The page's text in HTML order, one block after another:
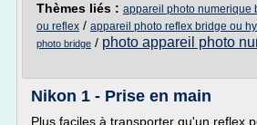
Thèmes liés : appareil photo numerique
ou reflex / appareil photo reflex bridge ou
photo bridge / photo appareil photo
Nikon 1 - Prise en main
Plus faciles à transporter qu'un reflex